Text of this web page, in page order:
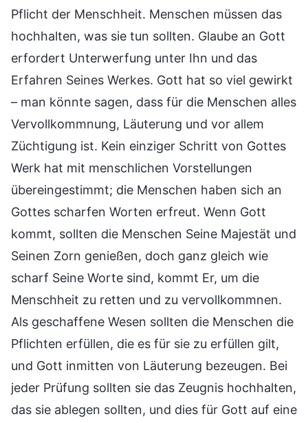
Pflicht der Menschheit. Menschen müssen das
hochhalten, was sie tun sollten. Glaube an Gott
erfordert Unterwerfung unter Ihn und das
Erfahren Seines Werkes. Gott hat so viel gewirkt
– man könnte sagen, dass für die Menschen alles
Vervollkommnung, Läuterung und vor allem
Züchtigung ist. Kein einziger Schritt von Gottes
Werk hat mit menschlichen Vorstellungen
übereingestimmt; die Menschen haben sich an
Gottes scharfen Worten erfreut. Wenn Gott
kommt, sollten die Menschen Seine Majestät und
Seinen Zorn genießen, doch ganz gleich wie
scharf Seine Worte sind, kommt Er, um die
Menschheit zu retten und zu vervollkommnen.
Als geschaffene Wesen sollten die Menschen die
Pflichten erfüllen, die es für sie zu erfüllen gilt,
und Gott inmitten von Läuterung bezeugen. Bei
jeder Prüfung sollten sie das Zeugnis hochhalten,
das sie ablegen sollten, und dies für Gott auf eine